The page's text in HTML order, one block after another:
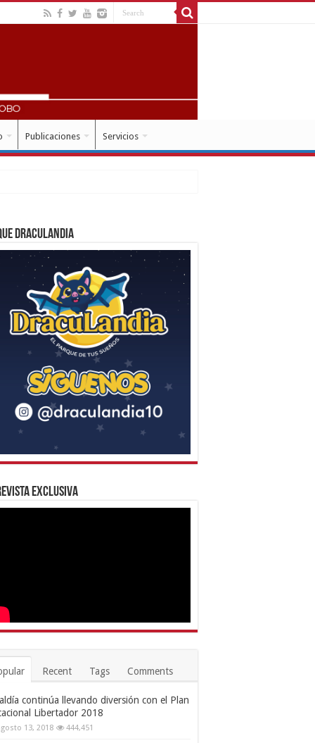
Publicaciones Servicios
Draculandia
Exclusiva
Recent Tags Comments
continúa llevando diversión con el Plan
Libertador 2018
13, 2018 444,451